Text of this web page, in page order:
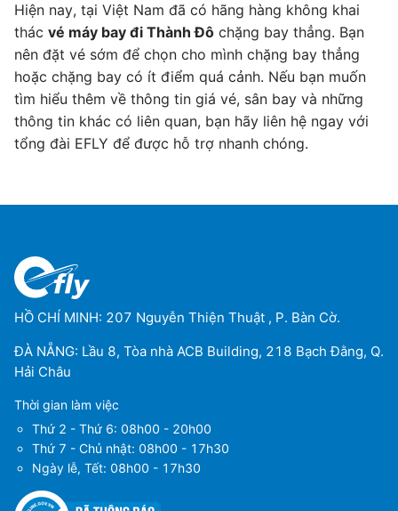
Hiện nay, tại Việt Nam đã có hãng hàng không khai
thác vé máy bay đi Thành Đô chặng bay thẳng. Bạn
nên đặt vé sớm để chọn cho mình chặng bay thẳng
hoặc chặng bay có ít điểm quá cảnh. Nếu bạn muốn
tìm hiểu thêm về thông tin giá vé, sân bay và những
thông tin khác có liên quan, bạn hãy liên hệ ngay với
tổng đài EFLY để được hỗ trợ nhanh chóng.
HỒ CHÍ MINH: 207 Nguyễn Thiện Thuật , P. Bàn Cờ.
ĐÀ NẴNG: Lầu 8, Tòa nhà ACB Building, 218 Bạch Đằng, Q.
Hải Châu
Thời gian làm việc
Thứ 2 - Thứ 6: 08h00 - 20h00
Thứ 7 - Chủ nhật: 08h00 - 17h30
Ngày lễ, Tết: 08h00 - 17h30